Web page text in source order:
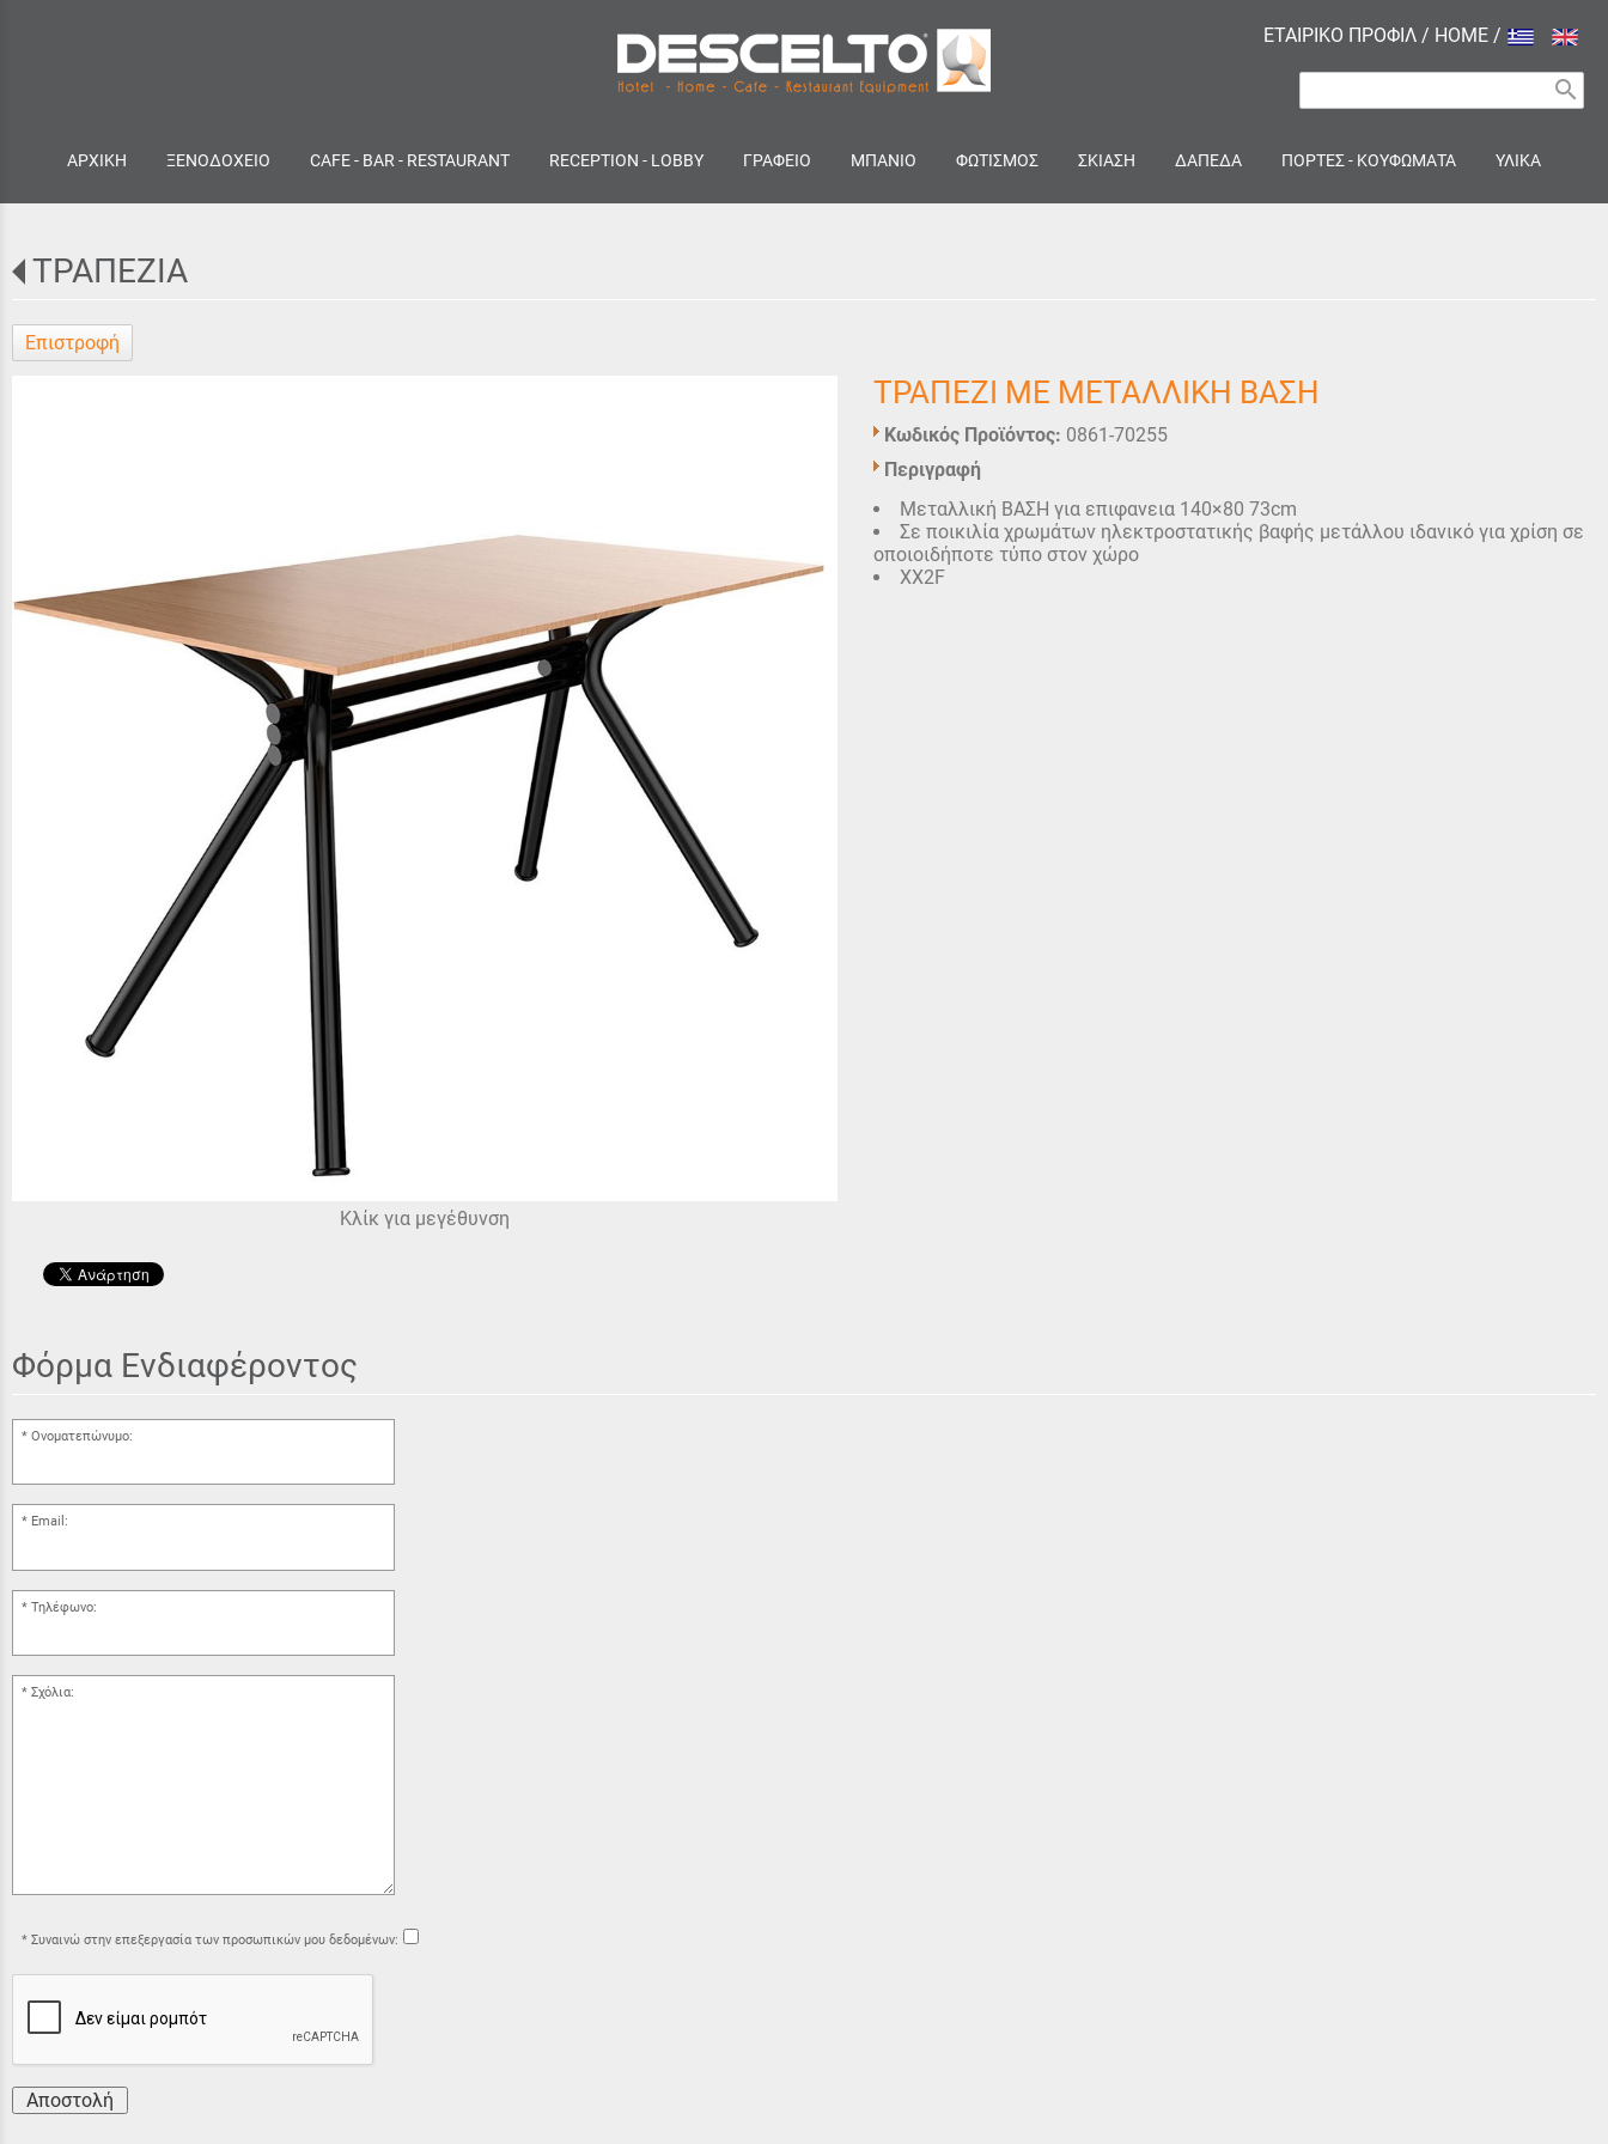
ΕΤΑΙΡΙΚΟ ΠΡΟΦΙΛ / HOME /
search
ΑΡΧΙΚΗ ΞΕΝΟΔΟΧΕΙΟ CAFE - BAR - RESTAURANT RECEPTION - LOBBY ΓΡΑΦΕΙΟ ΜΠΑΝΙΟ ΦΩΤΙΣΜΟΣ ΣΚΙΑΣΗ ΔΑΠΕΔΑ ΠΟΡΤΕΣ - ΚΟΥΦΩΜΑΤΑ ΥΛΙΚΑ
ΤΡΑΠΕΖΙΑ
Επιστροφή
Κλίκ για μεγέθυνση
ΤΡΑΠΕΖΙ ΜΕ ΜΕΤΑΛΛΙΚΗ ΒΑΣΗ
Κωδικός Προϊόντος: 0861-70255
Περιγραφή
Μεταλλική ΒΑΣΗ για επιφανεια 140×80 73cm
Σε ποικιλία χρωμάτων ηλεκτροστατικής βαφής μετάλλου ιδανικό για χρίση σε
οποιοιδήποτε τύπο στον χώρο
XX2F
Φόρμα Ενδιαφέροντος
Ονοματεπώνυμο:
Email:
Τηλέφωνο:
Σχόλια:
Συναινώ στην επεξεργασία των προσωπικών μου δεδομένων:
Αποστολή